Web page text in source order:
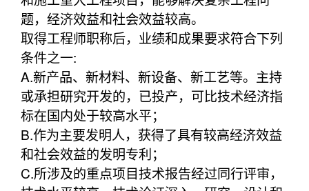
题，经济效益和社会效益较高。
取得工程师职称后，业绩和成果要求符合下列
条件之一:
A.新产品、新材料、新设备、新工艺等。主持
或承担研究开发的，已投产，可比技术经济指
标在国内处于较高水平；
B.作为主要发明人，获得了具有较高经济效益
和社会效益的发明专利；
C.所涉及的重点项目技术报告经过同行评审，